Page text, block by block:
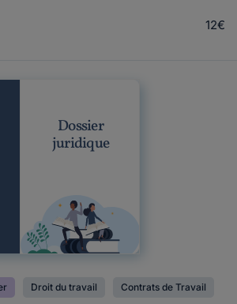
12€
Dossier
juridique
Droit du travail Contrats de Travail